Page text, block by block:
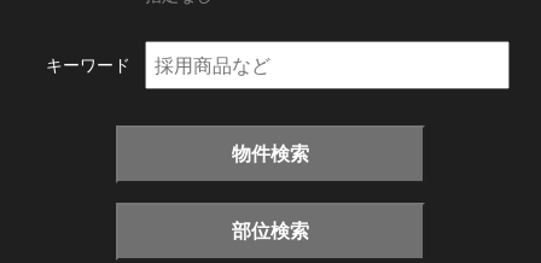
キーワード
物件検索
部位検索